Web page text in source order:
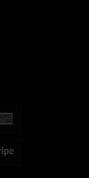
American
Stripe